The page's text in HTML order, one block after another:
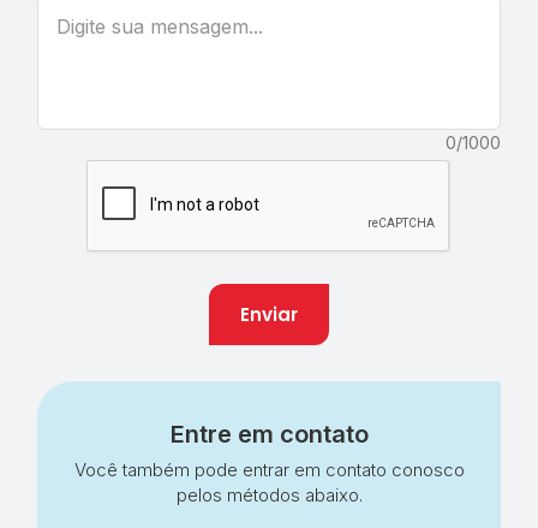
0/1000
Enviar
Entre em contato
Você também pode entrar em contato conosco
pelos métodos abaixo.